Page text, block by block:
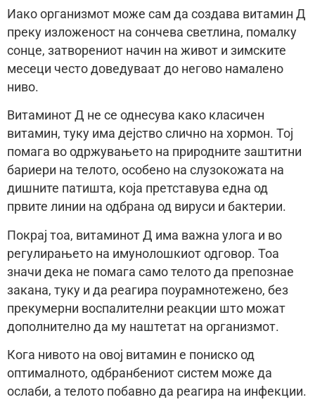
Иако организмот може сам да создава витамин Д
преку изложеност на сончева светлина, помалку
сонце, затворениот начин на живот и зимските
месеци често доведуваат до негово намалено
ниво.
Витаминот Д не се однесува како класичен
витамин, туку има дејство слично на хормон. Тој
помага во одржувањето на природните заштитни
бариери на телото, особено на слузокожата на
дишните патишта, која претставува една од
првите линии на одбрана од вируси и бактерии.
Покрај тоа, витаминот Д има важна улога и во
регулирањето на имунолошкиот одговор. Тоа
значи дека не помага само телото да препознае
закана, туку и да реагира поурамнотежено, без
прекумерни воспалителни реакции што можат
дополнително да му наштетат на организмот.
Кога нивото на овој витамин е пониско од
оптималното, одбранбениот систем може да
ослаби, а телото побавно да реагира на инфекции.